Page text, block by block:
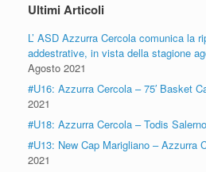
Ultimi Articoli
L’ ASD Azzurra Cercola comunica la
addestrative, in vista della stagione
Agosto 2021
#U16: Azzurra Cercola – 75′ Basket
2021
#U18: Azzurra Cercola – Todis
#U13: New Cap Marigliano – Azzurra
2021